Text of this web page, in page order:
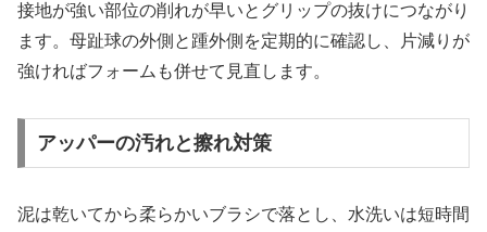
接地が強い部位の削れが早いとグリップの抜けにつながり
ます。母趾球の外側と踵外側を定期的に確認し、片減りが
強ければフォームも併せて見直します。
アッパーの汚れと擦れ対策
泥は乾いてから柔らかいブラシで落とし、水洗いは短時間